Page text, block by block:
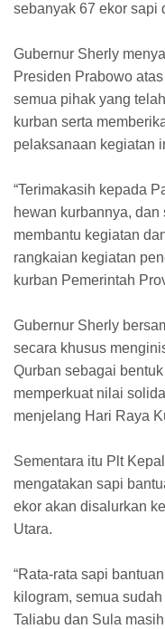
sebanyak 67 ekor sapi
Gubernur Sherly
Presiden Prabowo
semua pihak yang
kurban serta
pelaksanaan kegiatan
“Terimakasih kepada
hewan kurbannya,
membantu kegiatan
rangkaian kegiatan
kurban Pemerintah
Gubernur Sherly
secara khusus
Qurban sebagai
memperkuat nilai
menjelang Hari Raya
Sementara itu Plt
mengatakan sapi
ekor akan disalurkan
Utara.
“Rata-rata sapi
kilogram, semua
Taliabu dan Sula